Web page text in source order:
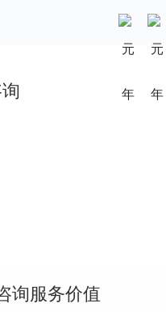
询服务价值